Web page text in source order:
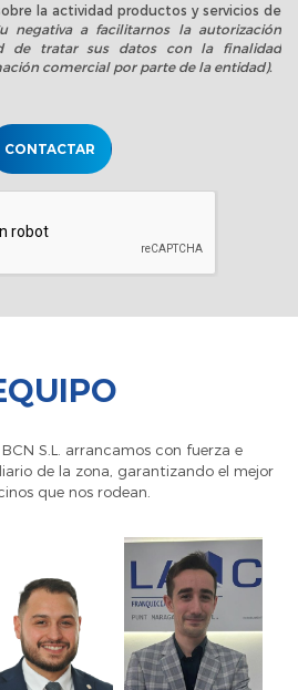
la actividad productos y servicios de
negativa a facilitarnos la autorización
de tratar sus datos con la finalidad
comercial por parte de la entidad).
CONTACTAR
BCN S.L. arrancamos con fuerza e
de la zona, garantizando el mejor
que nos rodean.